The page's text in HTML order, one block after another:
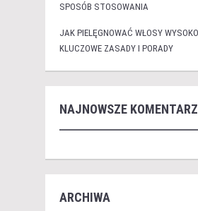
SPOSÓB STOSOWANIA
JAK PIELĘGNOWAĆ WŁOSY
KLUCZOWE ZASADY I PORADY
NAJNOWSZE
ARCHIWA